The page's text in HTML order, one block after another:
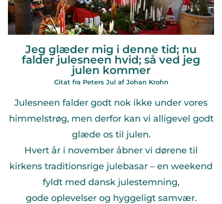
Jeg glæder mig i denne tid; nu
falder julesneen hvid; så ved jeg
julen kommer
Citat fra Peters Jul af Johan Krohn
Julesneen falder godt nok ikke under vores
himmelstrøg, men derfor kan vi alligevel godt
glæde os til julen.
Hvert år i november åbner vi dørene til
kirkens traditionsrige julebasar – en weekend
fyldt med dansk julestemning,
gode oplevelser og hyggeligt samvær.